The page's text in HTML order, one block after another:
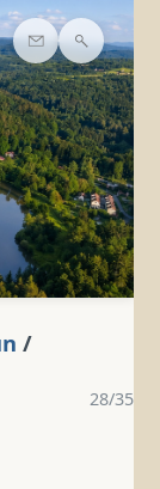
Contact
/
28/35